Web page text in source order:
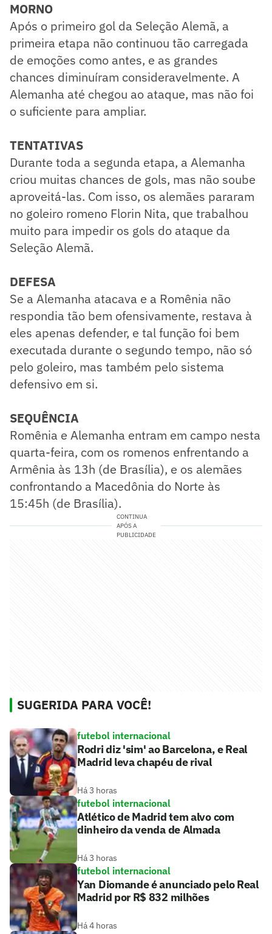
MORNO
Após o primeiro gol da Seleção Alemã, a
primeira etapa não continuou tão carregada
de emoções como antes, e as grandes
chances diminuíram consideravelmente. A
Alemanha até chegou ao ataque, mas não foi
o suficiente para ampliar.
TENTATIVAS
Durante toda a segunda etapa, a Alemanha
criou muitas chances de gols, mas não soube
aproveitá-las. Com isso, os alemães pararam
no goleiro romeno Florin Nita, que trabalhou
muito para impedir os gols do ataque da
Seleção Alemã.
DEFESA
Se a Alemanha atacava e a Romênia não
respondia tão bem ofensivamente, restava à
eles apenas defender, e tal função foi bem
executada durante o segundo tempo, não só
pelo goleiro, mas também pelo sistema
defensivo em si.
SEQUÊNCIA
Romênia e Alemanha entram em campo nesta
quarta-feira, com os romenos enfrentando a
Armênia às 13h (de Brasília), e os alemães
confrontando a Macedônia do Norte às
15:45h (de Brasília).
CONTINUA
APÓS A
PUBLICIDADE
SUGERIDA PARA VOCÊ!
futebol internacional
Rodri diz 'sim' ao Barcelona, e Real
Madrid leva chapéu de rival
Há 3 horas
futebol internacional
Atlético de Madrid tem alvo com
dinheiro da venda de Almada
Há 3 horas
futebol internacional
Yan Diomande é anunciado pelo Real
Madrid por R$ 832 milhões
Há 4 horas